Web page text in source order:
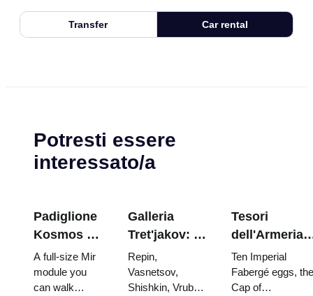
Transfer Car rental
Potresti essere
interessato/a
Padiglione
Kosmos a
VDNKh:
all'interno
della più
A full-size Mir
module you
can walk
Galleria
Tret'jakov: I
capolavori da
programmare
la visita
Repin,
Vasnetsov,
Shishkin, Vrubel,
Tesori
dell'Armeria
del Cremlino:
uova di
Fabergé,
Ten Imperial
Fabergé eggs, the
Cap of